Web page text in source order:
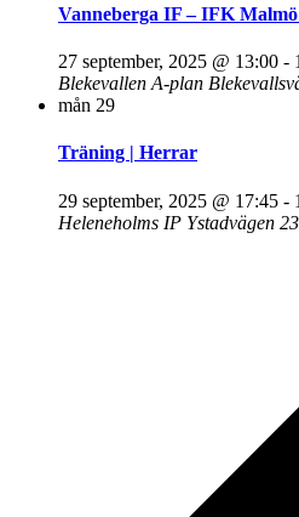
Vanneberga IF – IFK
27 september, 2025 @ 13:00 -
Blekevallen A-plan
mån 29
Träning | Herrar
29 september, 2025 @ 17:45 -
Heleneholms IP Ystadvägen